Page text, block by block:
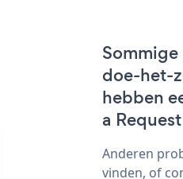
doe-het-
hebben
a
Anderen
vinden, of